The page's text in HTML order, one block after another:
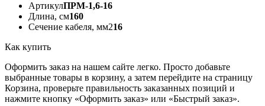
АртикулПРМ-1,6-16
Длина, см160
Сечение кабеля, мм216
Как купить
Оформить заказ на нашем сайте легко. Просто добавьте
выбранные товары в корзину, а затем перейдите на страницу
Корзина, проверьте правильность заказанных позиций и
нажмите кнопку «Оформить заказ» или «Быстрый заказ».